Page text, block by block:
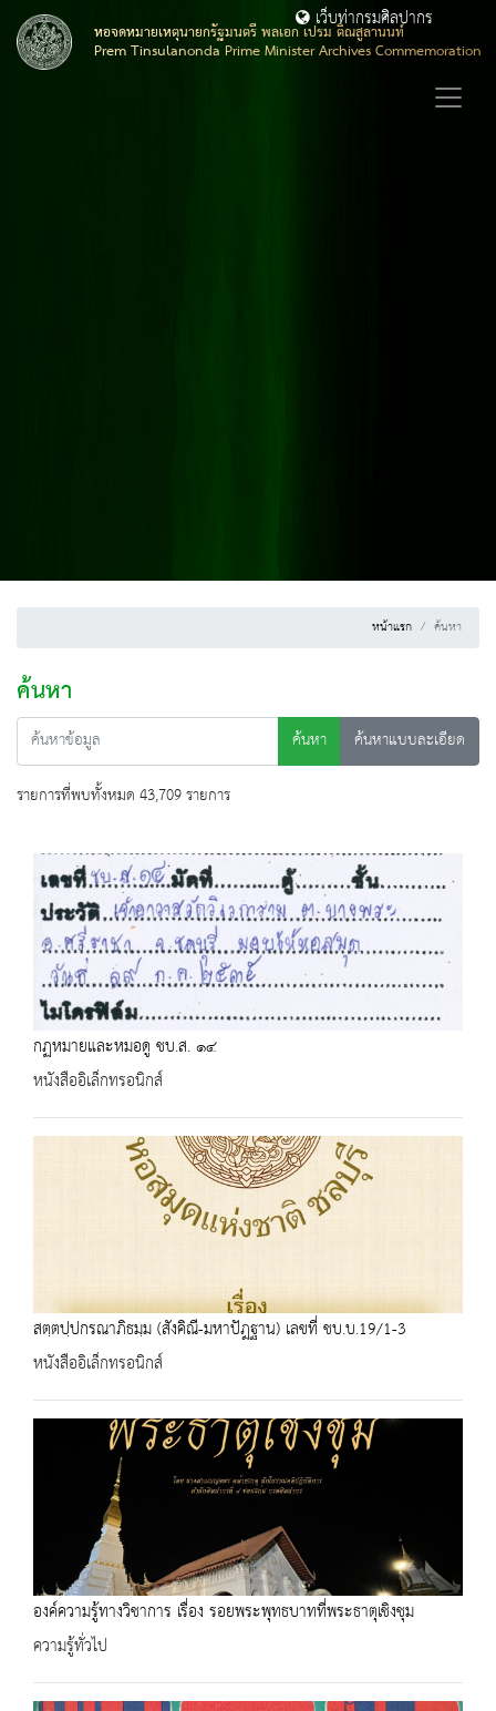
หอจดหมายเหตุนายกรัฐมนตรี พลเอก เปรม ติณสูลานนท์
Prem Tinsulanonda Prime Minister Archives Commemoration
เว็บท่ากรมศิลปากร
หน้าแรก ค้นหา
ค้นหา
ค้นหา
ค้นหาแบบละเอียด
รายการที่พบทั้งหมด 43,709 รายการ
กฏหมายและหมอดู ชบ.ส. ๑๔
หนังสืออิเล็กทรอนิกส์
สตฺตปฺปกรณาภิธมฺม (สังคิณี-มหาปัฎฐาน) เลขที่ ชบ.บ.19/1-3
หนังสืออิเล็กทรอนิกส์
องค์ความรู้ทางวิชาการ เรื่อง รอยพระพุทธบาทที่พระธาตุเชิงชุม
ความรู้ทั่วไป